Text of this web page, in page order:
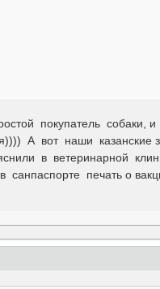
покупатель
А вот наши казанские
в ветеринарной
печать о